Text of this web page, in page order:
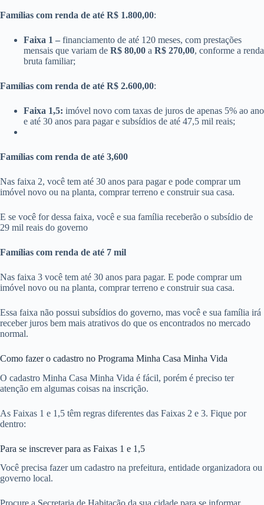
Famílias com renda de até R$ 1.800,00:
Faixa 1 – financiamento de até 120 meses, com prestações
mensais que variam de R$ 80,00 a R$ 270,00, conforme a renda
bruta familiar;
Famílias com renda de até R$ 2.600,00:
Faixa 1,5: imóvel novo com taxas de juros de apenas 5% ao ano
e até 30 anos para pagar e subsídios de até 47,5 mil reais;
Famílias com renda de até 3,600
Nas faixa 2, você tem até 30 anos para pagar e pode comprar um
imóvel novo ou na planta, comprar terreno e construir sua casa.
E se você for dessa faixa, você e sua família receberão o subsídio de
29 mil reais do governo
Famílias com renda de até 7 mil
Nas faixa 3 você tem até 30 anos para pagar. E pode comprar um
imóvel novo ou na planta, comprar terreno e construir sua casa.
Essa faixa não possui subsídios do governo, mas você e sua família irá
receber juros bem mais atrativos do que os encontrados no mercado
normal.
Como fazer o cadastro no Programa Minha Casa Minha Vida
O cadastro Minha Casa Minha Vida é fácil, porém é preciso ter
atenção em algumas coisas na inscrição.
As Faixas 1 e 1,5 têm regras diferentes das Faixas 2 e 3. Fique por
dentro:
Para se inscrever para as Faixas 1 e 1,5
Você precisa fazer um cadastro na prefeitura, entidade organizadora ou
governo local.